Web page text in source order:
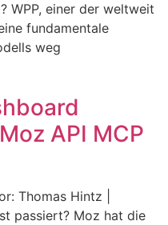
WPP, einer der weltweit
fundamentale
weg
API MCP
Thomas Hintz |
passiert? Moz hat die